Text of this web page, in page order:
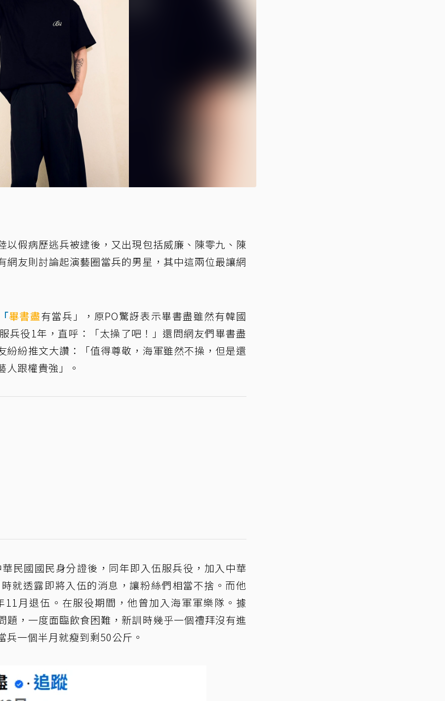
以假病歷逃兵被逮後，又出現包括威廉、陳零九、陳
網友則討論起演藝圈當兵的男星，其中這兩位最讓網
畢書盡有當兵」，原PO驚訝表示畢書盡雖然有韓國
兵役1年，直呼：「太操了吧！」還問網友們畢書盡
紛紛推文大讚：「值得尊敬，海軍雖然不操，但是還
人跟權貴強」。
民國國民身分證後，同年即入伍服兵役，加入中華
就透露即將入伍的消息，讓粉絲們相當不捨。而他
月退伍。在服役期間，他曾加入海軍軍樂隊。據
題，一度面臨飲食困難，新訓時幾乎一個禮拜沒有進
一個半月就瘦到剩50公斤。